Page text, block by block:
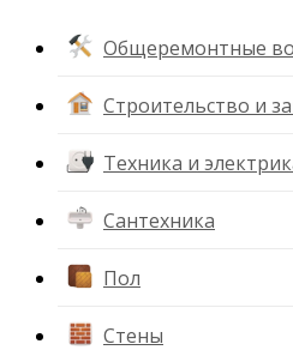
Общеремонтные
Строительство и
Техника и
Сантехника
Пол
Стены